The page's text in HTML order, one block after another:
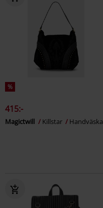
%
415:-
Magictwill Killstar Handväska